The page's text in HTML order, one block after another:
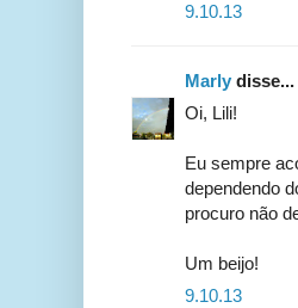
9.10.13
Marly disse...
Oi, Lili!
Eu sempre
dependendo
procuro não
Um beijo!
9.10.13